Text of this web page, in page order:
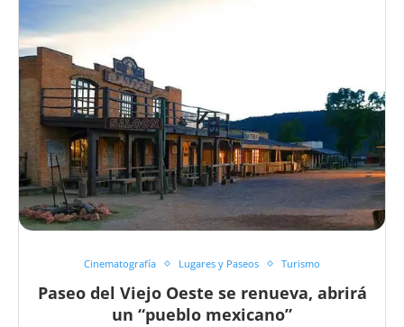
Cinematografía Lugares y Paseos Turismo
Paseo del Viejo Oeste se renueva, abrirá
un “pueblo mexicano”